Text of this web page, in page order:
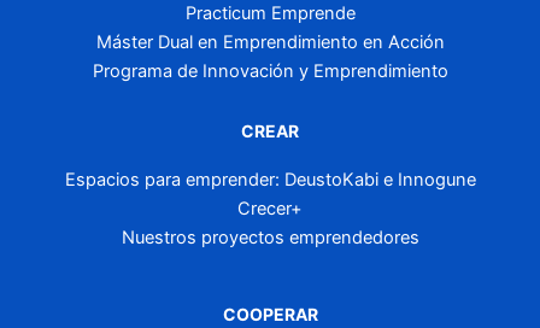
Practicum Emprende
Máster Dual en Emprendimiento en Acción
Programa de Innovación y Emprendimiento
CREAR
Espacios para emprender: DeustoKabi e Innogune
Crecer+
Nuestros proyectos emprendedores
COOPERAR